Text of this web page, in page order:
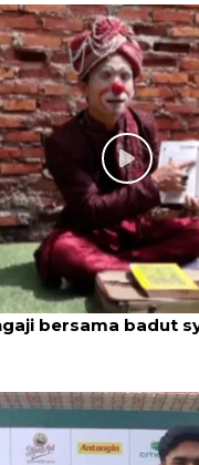
bersama badut